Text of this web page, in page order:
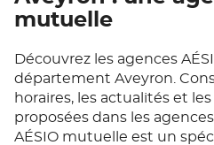
mutuelle
Découvrez les agences
département Aveyron.
horaires, les actualités et
proposées dans les
AÉSIO mutuelle est un